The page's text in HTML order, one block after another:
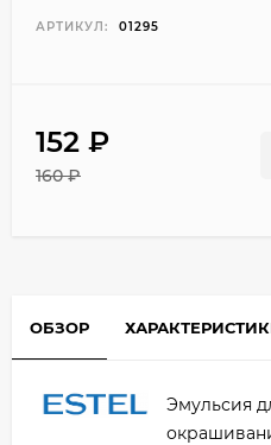
АРТИКУЛ: 01295
152 ₽
160 ₽
ОБЗОР
Эмульсия